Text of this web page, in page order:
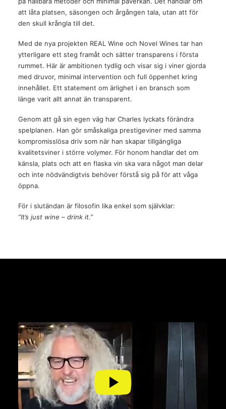
att låta platsen, säsongen och årgången tala, utan att för
den skull krångla till det.
Med de nya projekten REAL Wine och Novel Wines tar han
ytterligare ett steg framåt och sätter transparens i första
rummet. Här är ambitionen tydlig och visar sig i viner gjorda
med druvor, minimal intervention och full öppenhet kring
innehållet. Ett statement om ärlighet i en bransch som
länge varit allt annat än transparent.
Genom att gå sin egen väg har Charles lyckats förändra
spelplanen. Han gör småskaliga prestigeviner med samma
kompromisslösa driv som när han skapar tillgängliga
kvalitetsviner i större volymer. För honom handlar det om
känsla, plats och att en flaska vin ska vara något man delar
och inte nödvändigtvis behöver förstå sig på för att våga
öppna.
För i slutändan är filosofin lika enkel som självklar:
”It’s just wine – drink it.”